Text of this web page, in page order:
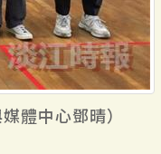
體中心鄧晴）